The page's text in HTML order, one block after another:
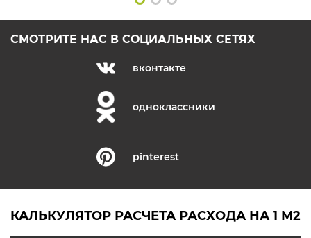
СМОТРИТЕ НАС В СОЦИАЛЬНЫХ СЕТЯХ
вконтакте
одноклассники
pinterest
КАЛЬКУЛЯТОР РАСЧЕТА РАСХОДА НА 1 М2